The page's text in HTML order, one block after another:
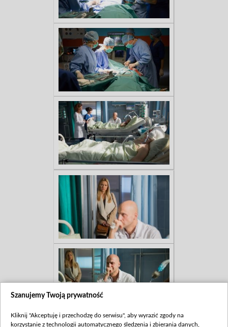
Szanujemy Twoją prywatność
Kliknij "Akceptuję i przechodzę do serwisu", aby wyrazić zgody na
korzystanie z technologii automatycznego śledzenia i zbierania danych,